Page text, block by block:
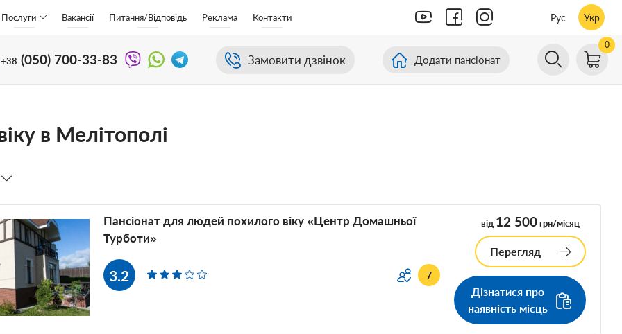
Послуги Вакансії Питання/Відповідь Реклама Контакти Рус Укр
+38 (050) 700-33-83 Замовити дзвінок Додати пансіонат
0
в Мелітополі
Пансіонат для людей похилого віку «Центр Домашньої
Турботи»
3.2 7
від 12 500грн/місяц
Перегляд
Дізнатися про
наявність місць